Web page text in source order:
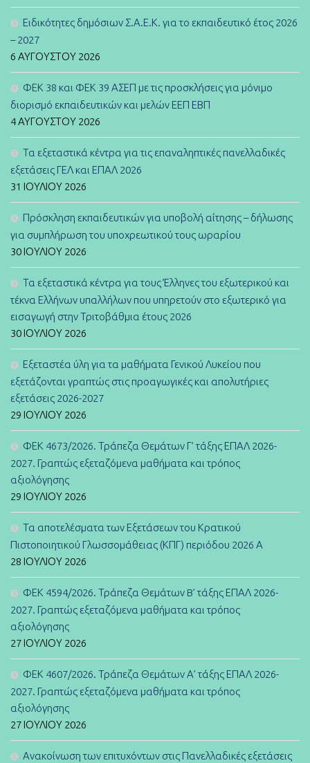
Ειδικότητες δημόσιων Σ.Α.Ε.Κ. για το εκπαιδευτικό έτος 2026
– 2027
6 ΑΥΓΟΎΣΤΟΥ 2026
ΦΕΚ 38 και ΦΕΚ 39 ΑΣΕΠ με τις προσκλήσεις για μόνιμο
διορισμό εκπαιδευτικών και μελών ΕΕΠ ΕΒΠ
4 ΑΥΓΟΎΣΤΟΥ 2026
Τα εξεταστικά κέντρα για τις επαναληπτικές πανελλαδικές
εξετάσεις ΓΕΛ και ΕΠΑΛ 2026
31 ΙΟΥΛΊΟΥ 2026
Πρόσκληση εκπαιδευτικών για υποβολή αίτησης – δήλωσης
για συμπλήρωση του υποχρεωτικού τους ωραρίου
30 ΙΟΥΛΊΟΥ 2026
Τα εξεταστικά κέντρα για τους Έλληνες του εξωτερικού και
τέκνα Ελλήνων υπαλλήλων που υπηρετούν στο εξωτερικό για
εισαγωγή στην Τριτοβάθμια έτους 2026
30 ΙΟΥΛΊΟΥ 2026
Εξεταστέα ύλη για τα μαθήματα Γενικού Λυκείου που
εξετάζονται γραπτώς στις προαγωγικές και απολυτήριες
εξετάσεις 2026-2027
29 ΙΟΥΛΊΟΥ 2026
ΦΕΚ 4673/2026. Τράπεζα Θεμάτων Γ’ τάξης ΕΠΑΛ 2026-
2027. Γραπτώς εξεταζόμενα μαθήματα και τρόπος
αξιολόγησης
29 ΙΟΥΛΊΟΥ 2026
Τα αποτελέσματα των Εξετάσεων του Κρατικού
Πιστοποιητικού Γλωσσομάθειας (ΚΠΓ) περιόδου 2026 Α
28 ΙΟΥΛΊΟΥ 2026
ΦΕΚ 4594/2026. Τράπεζα Θεμάτων B’ τάξης ΕΠΑΛ 2026-
2027. Γραπτώς εξεταζόμενα μαθήματα και τρόπος
αξιολόγησης
27 ΙΟΥΛΊΟΥ 2026
ΦΕΚ 4607/2026. Τράπεζα Θεμάτων Α’ τάξης ΕΠΑΛ 2026-
2027. Γραπτώς εξεταζόμενα μαθήματα και τρόπος
αξιολόγησης
27 ΙΟΥΛΊΟΥ 2026
Ανακοίνωση των επιτυχόντων στις Πανελλαδικές εξετάσεις